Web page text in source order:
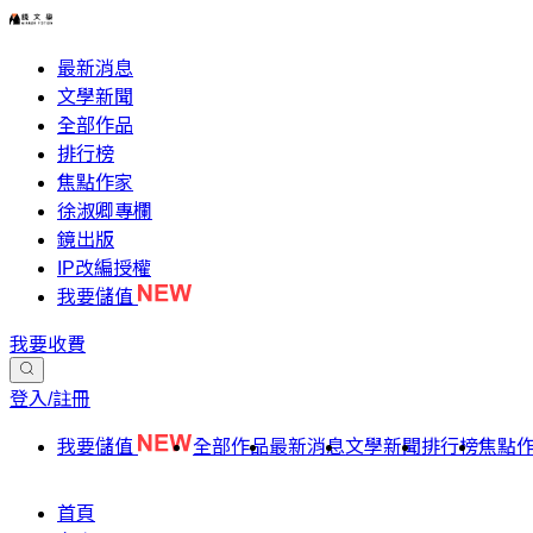
最新消息
文學新聞
全部作品
排行榜
焦點作家
徐淑卿專欄
鏡出版
IP改編授權
我要儲值
我要收費
登入/註冊
我要儲值 全部作品最新消息文學新聞排行榜焦點
首頁